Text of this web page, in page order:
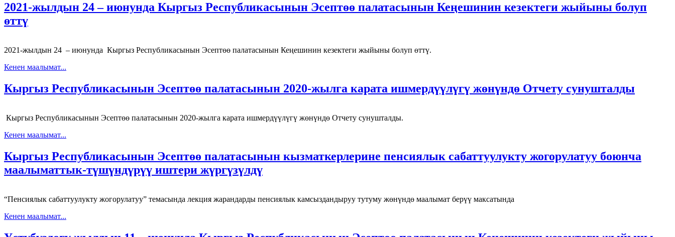
2021-жылдын 24 – июнунда Кыргыз Республикасынын Эсептөө палатасынын Кеңешинин кезектеги жыйыны болуп
өттү
2021-жылдын 24 – июнунда Кыргыз Республикасынын Эсептөө палатасынын Кеңешинин кезектеги жыйыны болуп өттү.
Кенен маалымат...
Кыргыз Республикасынын Эсептөө палатасынын 2020-жылга карата ишмердүүлүгү жөнүндө Отчету сунушталды
Кыргыз Республикасынын Эсептөө палатасынын 2020-жылга карата ишмердүүлүгү жөнүндө Отчету сунушталды.
Кенен маалымат...
Кыргыз Республикасынын Эсептөө палатасынын кызматкерлерине пенсиялык сабаттуулукту жогорулатуу боюнча
маалыматтык-түшүндүрүү иштери жүргүзүлдү
“Пенсиялык сабаттуулукту жогорулатуу” темасында лекция жарандарды пенсиялык камсыздандыруу тутуму жөнүндө маалымат берүү максатында
Кенен маалымат...